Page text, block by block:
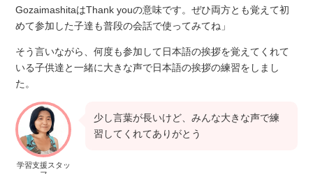
GozaimashitaはThank youの意味です。ぜひ両方とも覚えて初
めて参加した子達も普段の会話で使ってみてね」
そう言いながら、何度も参加して日本語の挨拶を覚えてくれて
いる子供達と一緒に大きな声で日本語の挨拶の練習をしまし
た。
学習支援スタッ
少し言葉が長いけど、みんな大きな声で練
習してくれてありがとう